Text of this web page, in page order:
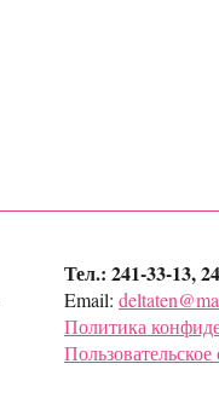
Тел.: 241-33-13,
Email:
Политика